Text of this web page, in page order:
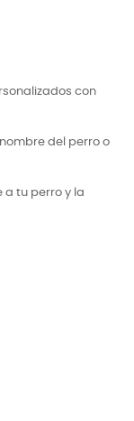
con
del perro o
a tu perro y la